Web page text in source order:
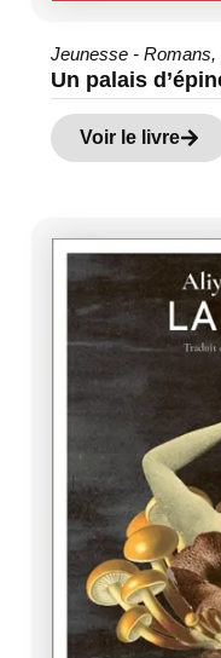
Jeunesse - Romans,
Un palais
Voir le livre